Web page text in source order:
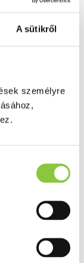
A sütikről
személyre